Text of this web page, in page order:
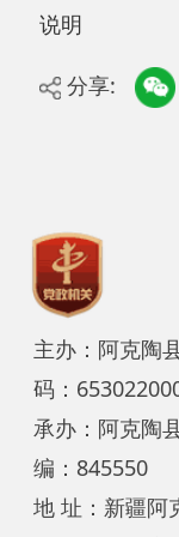
分享:
主办：阿克陶县
码：6530220001
承办：阿克陶县
编：845550
地 址：新疆阿克
中国互联网举报
新公网安备
12003422号